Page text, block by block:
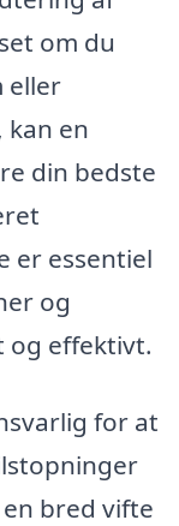
om du
eller
en
din bedste
er essentiel
og
og effektivt.
for at
bred vifte